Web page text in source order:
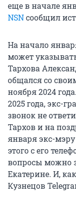
еще в начале
NSNсообщил
На начало
может
Тархова
общался со
ноября 2024
2025 года, экс-
звонок не
Тархов и на
января экс-
этого с его
вопросы можно
Екатерине. И,
Кузнецов